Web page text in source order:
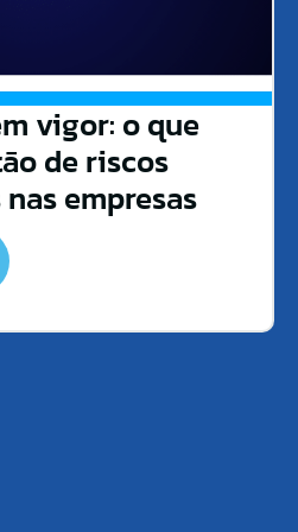
vigor: o que
de riscos
empresas